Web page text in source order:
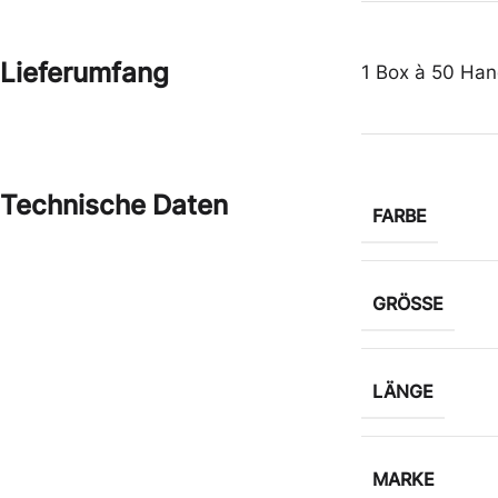
Lieferumfang 1 Box à 50
Technische Daten FARBE
GRÖSSE
LÄNGE
MARKE